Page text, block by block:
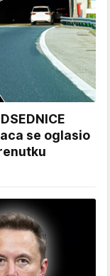
se oglasio